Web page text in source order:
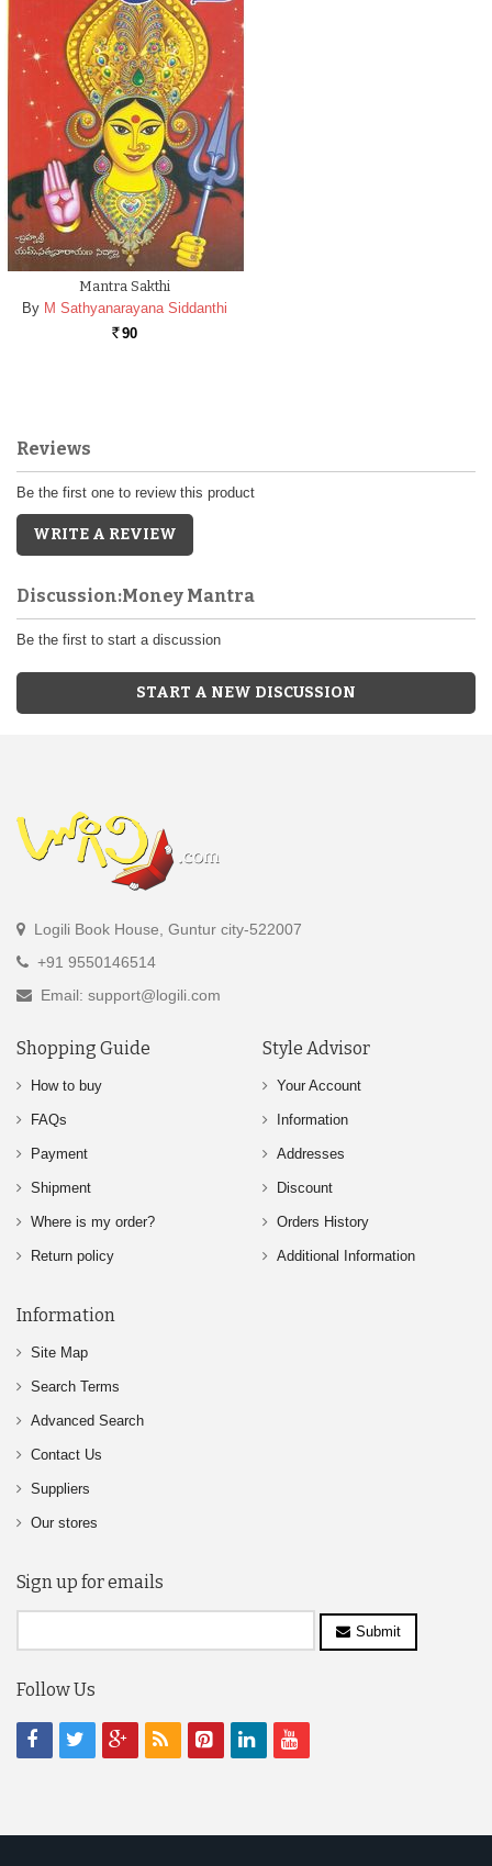
Mantra Sakthi
By M Sathyanarayana Siddanthi
Rs. 90
Reviews
Be the first one to review this product
WRITE A REVIEW
Discussion:Money Mantra
Be the first to start a discussion
START A NEW DISCUSSION
Logili Book House, Guntur city-522007
+91 9550146514
Email: support@logili.com
Shopping Guide
How to buy
FAQs
Payment
Shipment
Where is my order?
Return policy
Style Advisor
Your Account
Information
Addresses
Discount
Orders History
Additional Information
Information
Site Map
Search Terms
Advanced Search
Contact Us
Suppliers
Our stores
Sign up for emails
Submit
Follow Us